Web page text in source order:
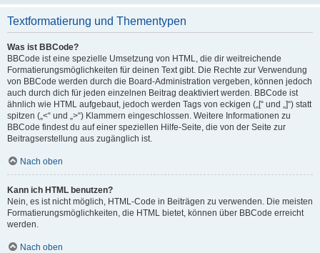
Textformatierung und Thementypen
Was ist BBCode?
BBCode ist eine spezielle Umsetzung von HTML, die dir weitreichende
Formatierungsmöglichkeiten für deinen Text gibt. Die Rechte zur Verwendung
von BBCode werden durch die Board-Administration vergeben, können jedoch
auch durch dich für jeden einzelnen Beitrag deaktiviert werden. BBCode ist
ähnlich wie HTML aufgebaut, jedoch werden Tags von eckigen („[“ und „]“) statt
spitzen („<“ und „>“) Klammern eingeschlossen. Weitere Informationen zu
BBCode findest du auf einer speziellen Hilfe-Seite, die von der Seite zur
Beitragserstellung aus zugänglich ist.
Nach oben
Kann ich HTML benutzen?
Nein, es ist nicht möglich, HTML-Code in Beiträgen zu verwenden. Die meisten
Formatierungsmöglichkeiten, die HTML bietet, können über BBCode erreicht
werden.
Nach oben